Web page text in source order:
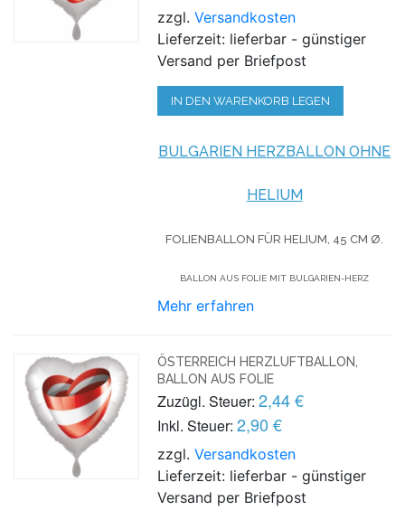
zzgl.Versandkosten
Lieferzeit: lieferbar - günstiger
Versand per Briefpost
IN DEN WARENKORB LEGEN
BULGARIEN HERZBALLON OHNE
HELIUM
FOLIENBALLON FÜR HELIUM, 45 CM Ø.
BALLON AUS FOLIE MIT BULGARIEN-HERZ
Mehr erfahren
ÖSTERREICH HERZLUFTBALLON,
BALLON AUS FOLIE
Zuzügl. Steuer: 2,44 €
Inkl. Steuer: 2,90 €
zzgl.Versandkosten
Lieferzeit: lieferbar - günstiger
Versand per Briefpost